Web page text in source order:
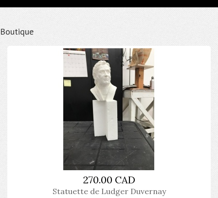
Boutique
270.00 CAD
Statuette de Ludger Duvernay